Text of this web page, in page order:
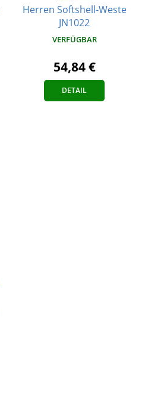
Herren Softshell-Weste
JN1022
VERFÜGBAR
54,84 €
DETAIL